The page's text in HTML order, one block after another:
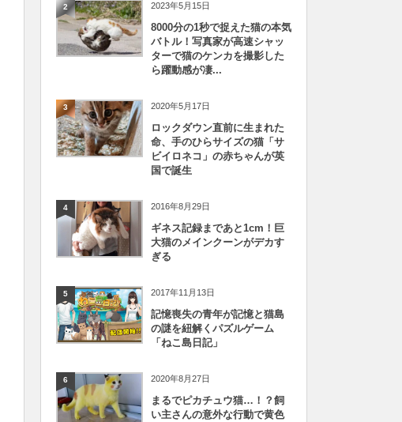
2 2023年5月15日
8000分の1秒で捉えた猫の本気
バトル！写真家が高速シャッ
ターで猫のケンカを撮影した
ら躍動感が凄...
3 2020年5月17日
ロックダウン直前に生まれた
命、手のひらサイズの猫「サ
ビイロネコ」の赤ちゃんが英
国で誕生
4 2016年8月29日
ギネス記録まであと1cm！巨
大猫のメインクーンがデカす
ぎる
5 2017年11月13日
記憶喪失の青年が記憶と猫島
の謎を紐解くパズルゲーム
「ねこ島日記」
6 2020年8月27日
まるでピカチュウ猫…！？飼
い主さんの意外な行動で黄色